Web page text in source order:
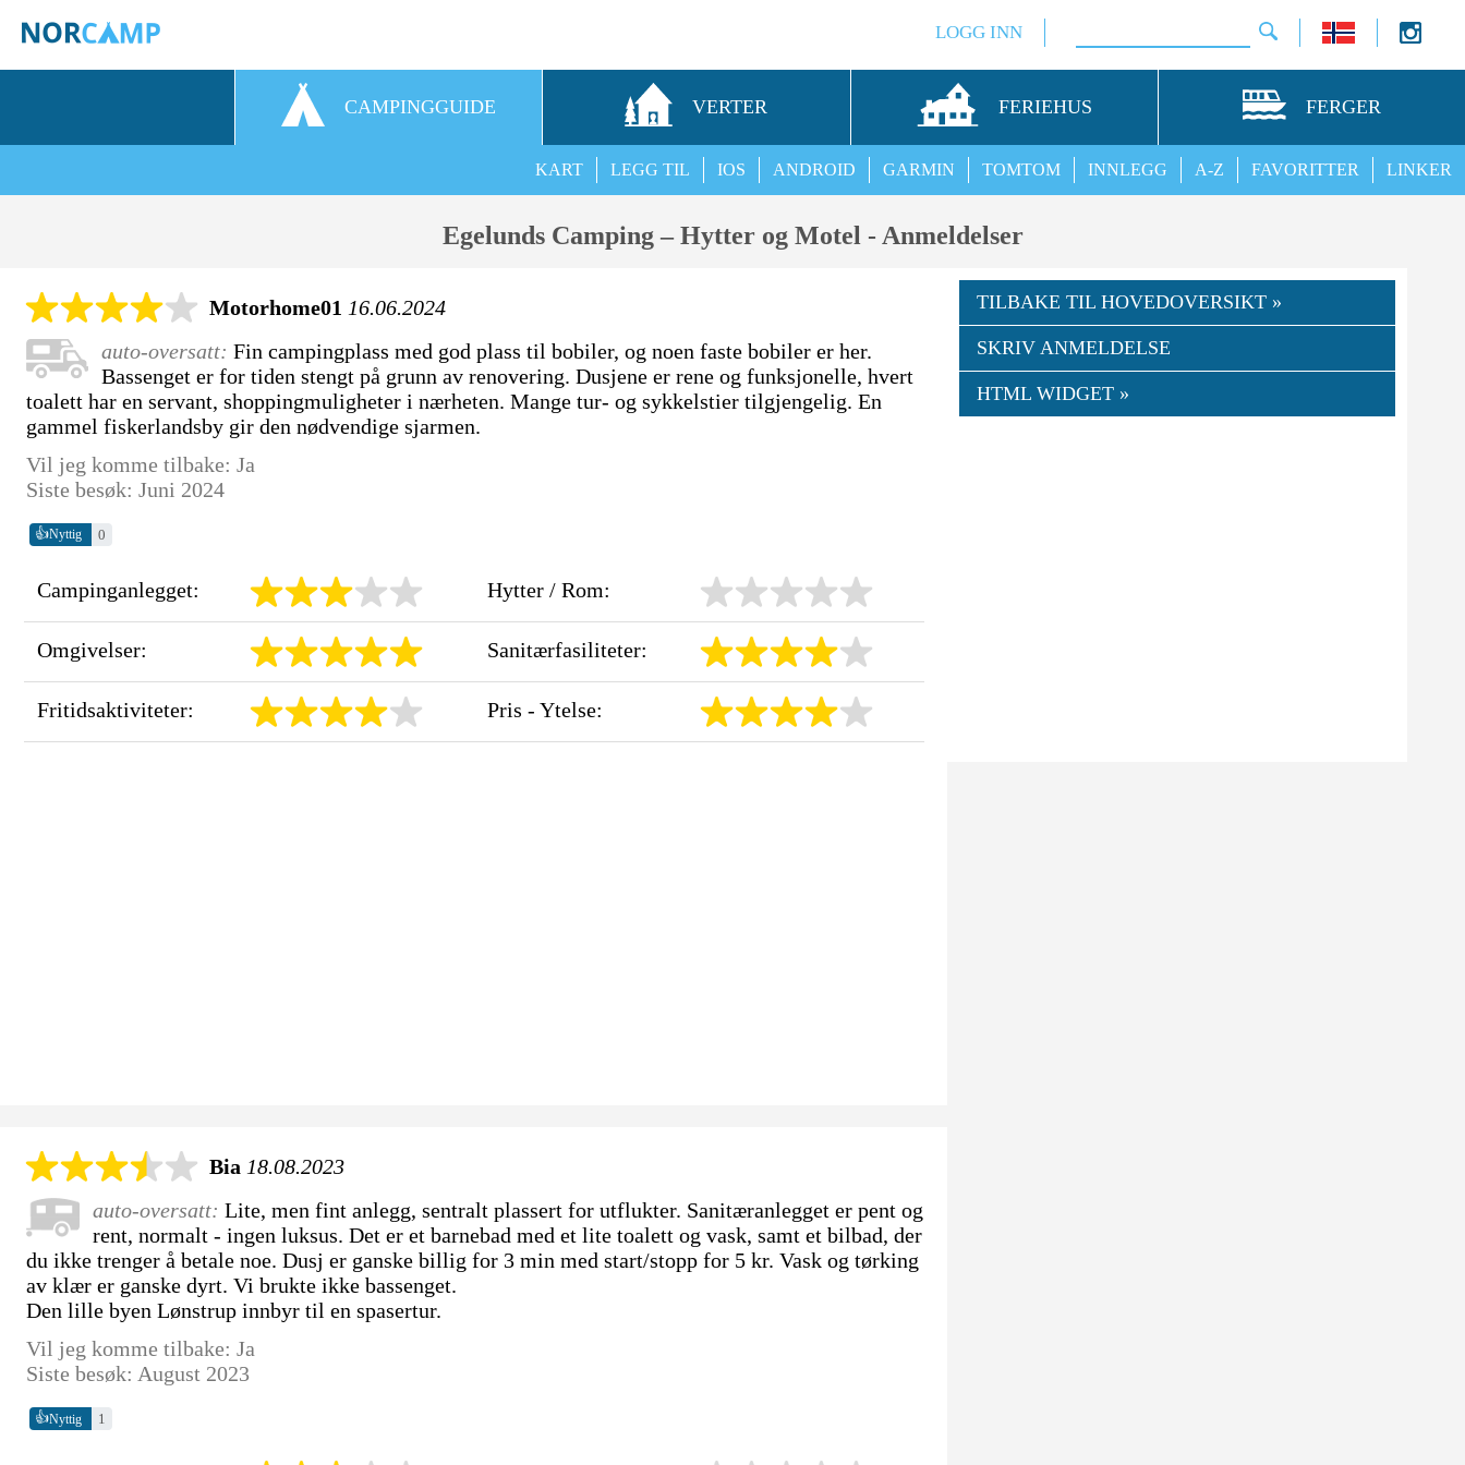
LOGG INN
CAMPINGGUIDE VERTER FERIEHUS FERGER
LINKER
FAVORITTER
A-Z
INNLEGG
TOMTOM
GARMIN
ANDROID
IOS
LEGG TIL
KART
Egelunds Camping – Hytter og Motel - Anmeldelser
Motorhome01 16.06.2024
auto-oversatt: Fin campingplass med god plass til bobiler, og noen faste bobiler er her.
Bassenget er for tiden stengt på grunn av renovering. Dusjene er rene og funksjonelle, hvert
toalett har en servant, shoppingmuligheter i nærheten. Mange tur- og sykkelstier tilgjengelig. En
gammel fiskerlandsby gir den nødvendige sjarmen.
Vil jeg komme tilbake: Ja
Siste besøk: Juni 2024
👍Nyttig 0
Campinganlegget:
Omgivelser:
Fritidsaktiviteter:
Hytter / Rom:
Sanitærfasiliteter:
Pris - Ytelse:
Bia 18.08.2023
auto-oversatt: Lite, men fint anlegg, sentralt plassert for utflukter. Sanitæranlegget er pent og
rent, normalt - ingen luksus. Det er et barnebad med et lite toalett og vask, samt et bilbad, der
du ikke trenger å betale noe. Dusj er ganske billig for 3 min med start/stopp for 5 kr. Vask og tørking
av klær er ganske dyrt. Vi brukte ikke bassenget.
Den lille byen Lønstrup innbyr til en spasertur.
Vil jeg komme tilbake: Ja
Siste besøk: August 2023
👍Nyttig 1
TILBAKE TIL HOVEDOVERSIKT »
SKRIV ANMELDELSE
HTML WIDGET »